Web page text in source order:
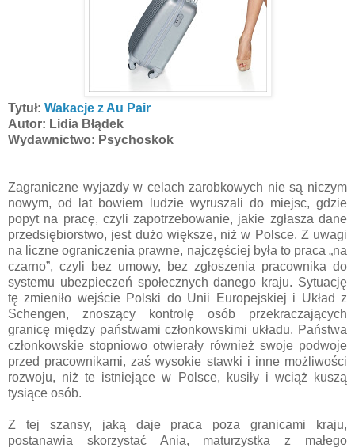
Tytuł: Wakacje z Au Pair
Autor: Lidia Błądek
Wydawnictwo: Psychoskok
Zagraniczne wyjazdy w celach zarobkowych nie są niczym
nowym, od lat bowiem ludzie wyruszali do miejsc, gdzie
popyt na pracę, czyli zapotrzebowanie, jakie zgłasza dane
przedsiębiorstwo, jest dużo większe, niż w Polsce. Z uwagi
na liczne ograniczenia prawne, najczęściej była to praca „na
czarno”, czyli bez umowy, bez zgłoszenia pracownika do
systemu ubezpieczeń społecznych danego kraju. Sytuację
tę zmieniło wejście Polski do Unii Europejskiej i Układ z
Schengen, znoszący kontrolę osób przekraczających
granicę między państwami członkowskimi układu. Państwa
członkowskie stopniowo otwierały również swoje podwoje
przed pracownikami, zaś wysokie stawki i inne możliwości
rozwoju, niż te istniejące w Polsce, kusiły i wciąż kuszą
tysiące osób.
Z tej szansy, jaką daje praca poza granicami kraju,
postanawia skorzystać Ania, maturzystka z małego